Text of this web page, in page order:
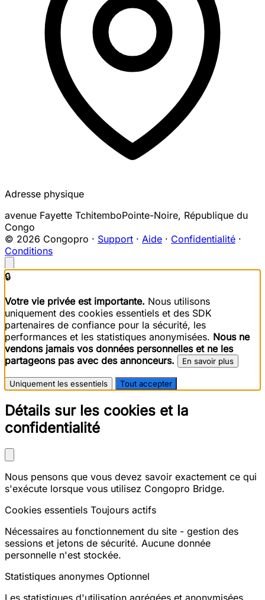
Adresse physique
avenue Fayette TchitemboPointe-Noire, République du
Congo
© 2026 Congopro · Support · Aide · Confidentialité ·
Conditions
🔒
Votre vie privée est importante. Nous utilisons
uniquement des cookies essentiels et des SDK
partenaires de confiance pour la sécurité, les
performances et les statistiques anonymisées. Nous ne
vendons jamais vos données personnelles et ne les
partageons pas avec des annonceurs.
En savoir plus
Uniquement les essentiels Tout accepter
Détails sur les cookies et la
confidentialité
Nous pensons que vous devez savoir exactement ce qui
s'exécute lorsque vous utilisez Congopro Bridge.
Cookies essentiels Toujours actifs
Nécessaires au fonctionnement du site - gestion des
sessions et jetons de sécurité. Aucune donnée
personnelle n'est stockée.
Statistiques anonymes Optionnel
Les statistiques d'utilisation agrégées et anonymisées